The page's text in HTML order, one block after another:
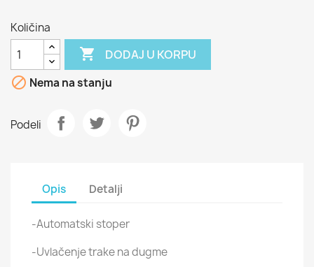
Količina
 DODAJ U KORPU
 Nema na stanju
Podeli
Opis Detalji
-Automatski stoper
-Uvlačenje trake na dugme